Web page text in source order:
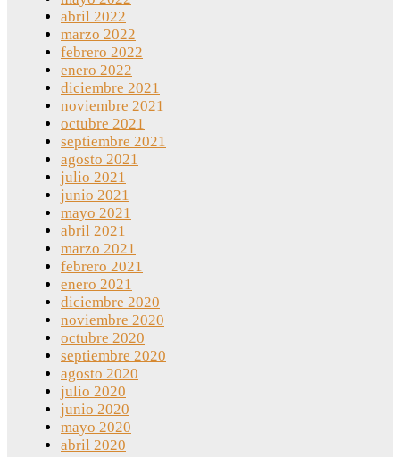
abril 2022
marzo 2022
febrero 2022
enero 2022
diciembre 2021
noviembre 2021
octubre 2021
septiembre 2021
agosto 2021
julio 2021
junio 2021
mayo 2021
abril 2021
marzo 2021
febrero 2021
enero 2021
diciembre 2020
noviembre 2020
octubre 2020
septiembre 2020
agosto 2020
julio 2020
junio 2020
mayo 2020
abril 2020